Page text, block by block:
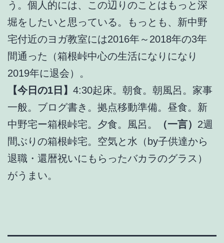
う。個人的には、この辺りのことはもっと深
堀をしたいと思っている。もっとも、新中野
宅付近のヨガ教室には2016年～2018年の3年
間通った（箱根峠中心の生活になりになり
2019年に退会）。
【今日の1日】 4:30起床。朝食。朝風呂。家事
一般。ブログ書き。拠点移動準備。昼食。新
中野宅ー箱根峠宅。夕食。風呂。
（一言） 2週
間ぶりの箱根峠宅。空気と水（by子供達から
退職・還暦祝いにもらったバカラのグラス）
がうまい。